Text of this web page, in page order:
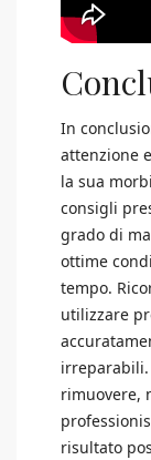
In
attenzione
la sua
consigli
grado di
ottime
tempo.
utilizzare
rimuovere,
risultato